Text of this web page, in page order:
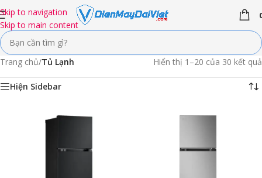
Skip to navigation
Skip to main content
Trang chủ/Tủ Lạnh Hiển thị 1–20 của 30 kết quả
Hiện Sidebar